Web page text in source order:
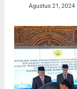
Agustus 21, 2024